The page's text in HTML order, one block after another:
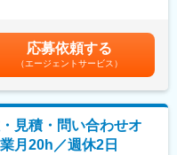
子会社となり、クリヤマグルー
ました。
して抱えている課題解決のた
インとなります。
ではなく、全国に数百社存在
引のあるお客様先や、新規の
きます。
：あり (年1回 7月)賃金はあ
通じて上下する可能性があり
表記です。
応募依頼する
（エージェントサービス）
見積・問い合わせオ
月20h／週休2日